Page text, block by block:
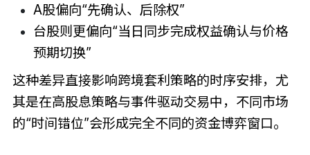
A股偏向“先确认、后除权”
台股则更偏向“当日同步完成权益确认与价格
预期切换”
这种差异直接影响跨境套利策略的时序安排，尤
其是在高股息策略与事件驱动交易中，不同市场
的“时间错位”会形成完全不同的资金博弈窗口。